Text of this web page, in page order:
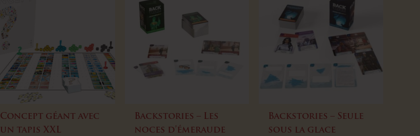
Concept géant avec
un tapis XXL
Backstories – Les
noces d’émeraude
Backstories – Seule
sous la glace